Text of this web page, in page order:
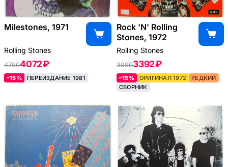
Milestones, 1971
Rolling Stones
47904072 ₽
–15% ПЕРЕИЗДАНИЕ 1981
Rock 'N' Rolling
Stones, 1972
Rolling Stones
39903392 ₽
–15% ОРИГИНАЛ 1972
РЕДКИЙ
СБОРНИК